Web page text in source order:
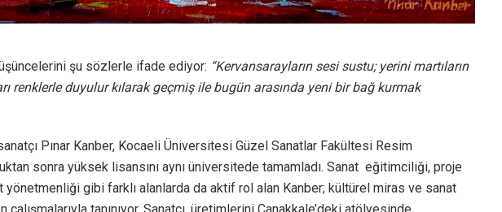
şu sözlerle ifade ediyor: “Kervansarayların sesi sustu; yerini martıların
renklerle duyulur kılarak geçmiş ile bugün arasında yeni bir bağ kurmak
Pınar Kanber, Kocaeli Üniversitesi Güzel Sanatlar Fakültesi Resim
sonra yüksek lisansını aynı üniversitede tamamladı. Sanat eğitimciliği, proje
gibi farklı alanlarda da aktif rol alan Kanber; kültürel miras ve sanat
tanınıyor. Sanatçı, üretimlerini Çanakkale’deki atölyesinde